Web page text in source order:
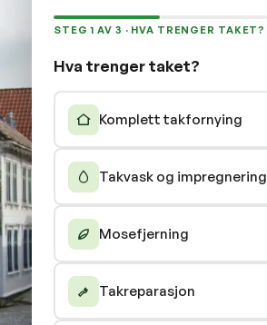
STEG 1 AV 3 · HVA TRENGER TAKET?
Hva trenger taket?
Komplett takfornying
Takvask og impregnering
Mosefjerning
Takreparasjon